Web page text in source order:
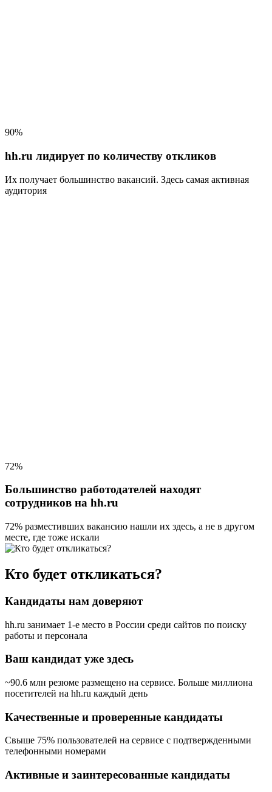
90%
hh.ru лидирует по количеству откликов
Их получает большинство вакансий. Здесь самая активная
аудитория
72%
Большинство работодателей находят
сотрудников на hh.ru
72% разместивших вакансию нашли их здесь, а не в другом
месте, где тоже искали
Кто будет откликаться?
Кандидаты нам доверяют
hh.ru занимает 1-е место в России среди сайтов по поиску
работы и персонала
Ваш кандидат уже здесь
~90.6 млн резюме размещено на сервисе. Больше миллиона
посетителей на hh.ru каждый день
Качественные и проверенные кандидаты
Свыше 75% пользователей на сервисе с подтвержденными
телефонными номерами
Активные и заинтересованные кандидаты